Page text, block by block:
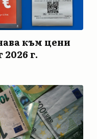
към цени
2026 г.